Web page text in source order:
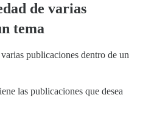
de varias
tema
publicaciones dentro de un
las publicaciones que desea